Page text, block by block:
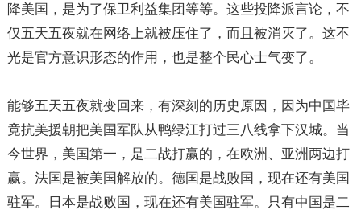
降美国，是为了保卫利益集团等等。这些投降派言论，不
仅五天五夜就在网络上就被压住了，而且被消灭了。这不
光是官方意识形态的作用，也是整个民心士气变了。
能够五天五夜就变回来，有深刻的历史原因，因为中国毕
竟抗美援朝把美国军队从鸭绿江打过三八线拿下汉城。当
今世界，美国第一，是二战打赢的，在欧洲、亚洲两边打
赢。法国是被美国解放的。德国是战败国，现在还有美国
驻军。日本是战败国，现在还有美国驻军。只有中国是二